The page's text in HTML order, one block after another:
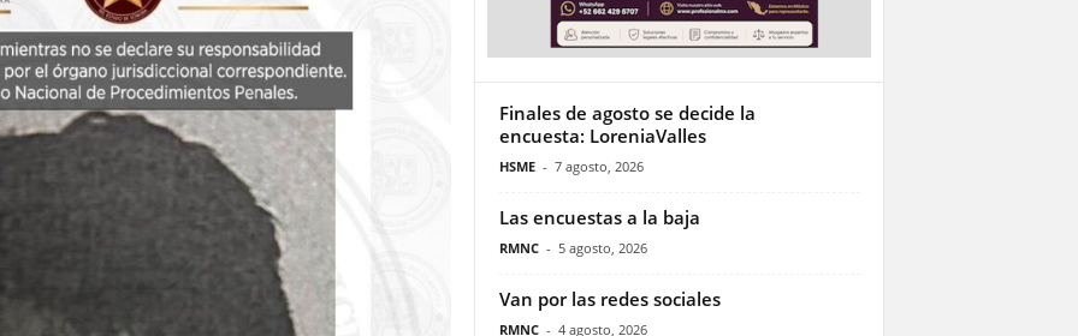
Finales de agosto se decide la
encuesta: LoreniaValles
HSME - 7 agosto, 2026
Las encuestas a la baja
RMNC - 5 agosto, 2026
Van por las redes sociales
RMNC - 4 agosto, 2026